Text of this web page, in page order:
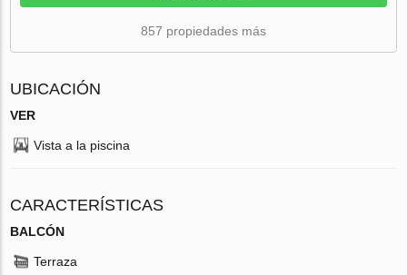
857 propiedades más
UBICACIÓN
VER
Vista a la piscina
CARACTERÍSTICAS
BALCÓN
Terraza